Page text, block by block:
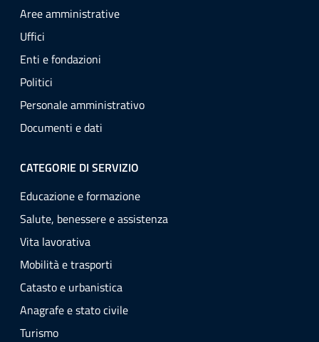
Aree amministrative
Uffici
Enti e fondazioni
Politici
Personale amministrativo
Documenti e dati
CATEGORIE DI SERVIZIO
Educazione e formazione
Salute, benessere e assistenza
Vita lavorativa
Mobilità e trasporti
Catasto e urbanistica
Anagrafe e stato civile
Turismo